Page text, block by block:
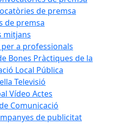
de premsa
de premsa
mitjans
per a professionals
Bones Pràctiques de la
Local Pública
Televisió
Vídeo Actes
Comunicació
de publicitat